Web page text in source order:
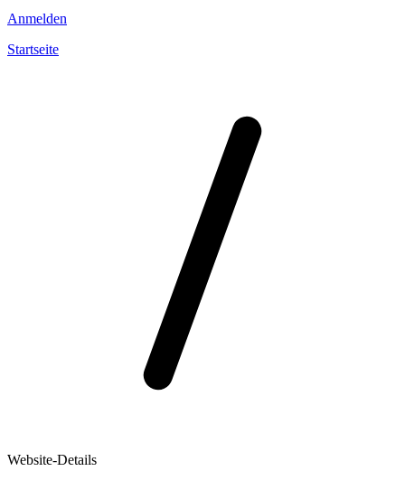
Anmelden
Startseite
Website-Details